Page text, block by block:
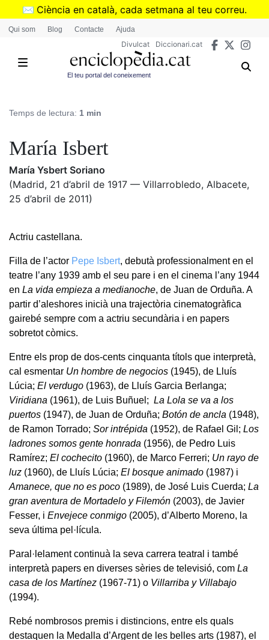
Vés
✉️ Ciència en català, cada setmana al teu correu.
➜Subscriu-te al butlletí de Divulcat
Qui som Blog Contacte Ajuda
Divulcat Diccionari.cat
El teu portal del coneixement
Temps de lectura: 1 min
María Isbert
María Ysbert Soriano
(Madrid, 21 d’abril de 1917 — Villarrobledo, Albacete,
25 d’abril de 2011)
Actriu castellana.
Filla de l’actor Pepe Isbert, debutà professionalment en el
teatre l’any 1939 amb el seu pare i en el cinema l’any 1944
en La vida empieza a medianoche, de Juan de Orduña. A
partir d’aleshores inicià una trajectòria cinematogràfica
gairebé sempre com a actriu secundària i en papers
sobretot còmics.
Entre els prop de dos-cents cinquanta títols que interpretà,
cal esmentar Un hombre de negocios (1945), de Lluís
Lúcia; El verdugo (1963), de Lluís Garcia Berlanga;
Viridiana (1961), de Luis Buñuel; La Lola se va a los
puertos (1947), de Juan de Orduña; Botón de ancla (1948),
de Ramon Torrado; Sor intrépida (1952), de Rafael Gil; Los
ladrones somos gente honrada (1956), de Pedro Luis
Ramírez; El cochecito (1960), de Marco Ferreri; Un rayo de
luz (1960), de Lluís Lúcia; El bosque animado (1987) i
Amanece, que no es poco (1989), de José Luis Cuerda; La
gran aventura de Mortadelo y Filemón (2003), de Javier
Fesser, i Envejece conmigo (2005), d’Alberto Moreno, la
seva última pel·lícula.
Paral·lelament continuà la seva carrera teatral i també
interpretà papers en diverses sèries de televisió, com La
casa de los Martínez (1967-71) o Villarriba y Villabajo
(1994).
Rebé nombrosos premis i distincions, entre els quals
destaquen la Medalla d’Argent de les belles arts (1987), el